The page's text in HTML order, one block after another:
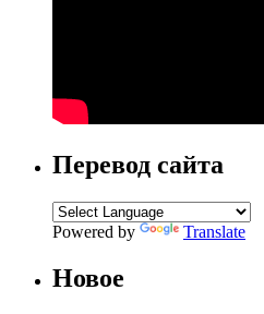
Перевод сайта
Powered by Translate
Новое